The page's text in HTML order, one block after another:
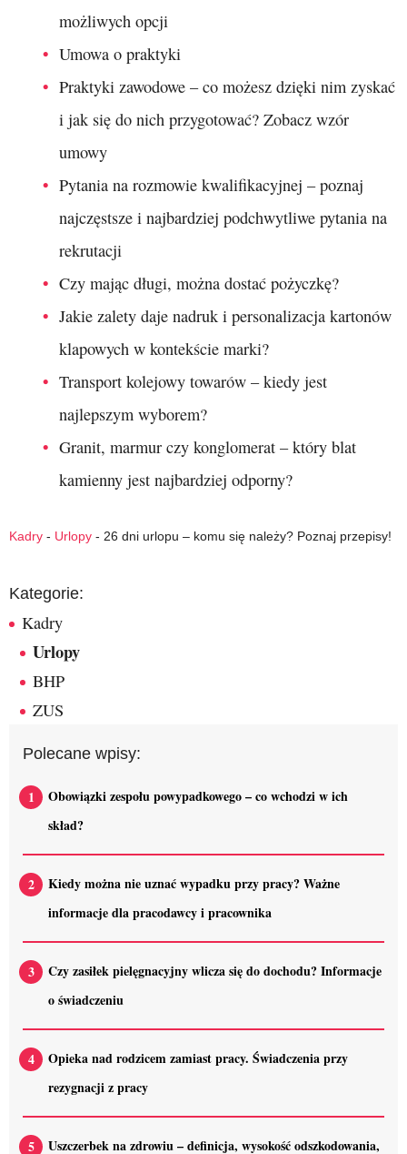
możliwych opcji
Umowa o praktyki
Praktyki zawodowe – co możesz dzięki nim zyskać
i jak się do nich przygotować? Zobacz wzór
umowy
Pytania na rozmowie kwalifikacyjnej – poznaj
najczęstsze i najbardziej podchwytliwe pytania na
rekrutacji
Czy mając długi, można dostać pożyczkę?
Jakie zalety daje nadruk i personalizacja kartonów
klapowych w kontekście marki?
Transport kolejowy towarów – kiedy jest
najlepszym wyborem?
Granit, marmur czy konglomerat – który blat
kamienny jest najbardziej odporny?
Kadry - Urlopy - 26 dni urlopu – komu się należy? Poznaj przepisy!
Kategorie:
Kadry
Urlopy
BHP
ZUS
Polecane wpisy:
Obowiązki zespołu powypadkowego – co wchodzi w ich
skład?
Kiedy można nie uznać wypadku przy pracy? Ważne
informacje dla pracodawcy i pracownika
Czy zasiłek pielęgnacyjny wlicza się do dochodu? Informacje
o świadczeniu
Opieka nad rodzicem zamiast pracy. Świadczenia przy
rezygnacji z pracy
Uszczerbek na zdrowiu – definicja, wysokość odszkodowania,